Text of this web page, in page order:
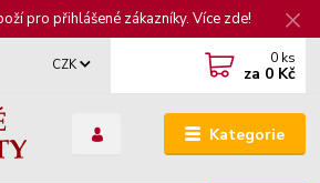
pro přihlášené zákazníky. Více zde!
Kategorie
CZK 0 ks
za 0 Kč